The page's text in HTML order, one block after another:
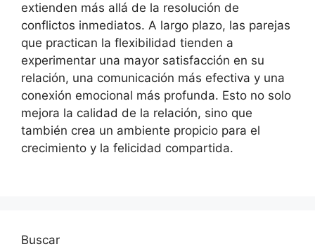
extienden más allá de la resolución de
conflictos inmediatos. A largo plazo, las parejas
que practican la flexibilidad tienden a
experimentar una mayor satisfacción en su
relación, una comunicación más efectiva y una
conexión emocional más profunda. Esto no solo
mejora la calidad de la relación, sino que
también crea un ambiente propicio para el
crecimiento y la felicidad compartida.
Buscar